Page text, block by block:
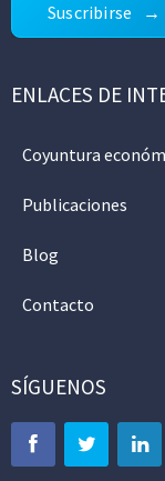
Suscribirse
ENLACES DE
Coyuntura
Publicaciones
Blog
Contacto
SÍGUENOS